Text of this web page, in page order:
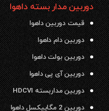
دوربین مدار بسته داهوا
قیمت دوربین داهوا
دوربین دام داهوا
دوربین بولت داهوا
دوربین آی پی داهوا
دوربین مداربسته HDCVI
دوربین 2 مگاپیکسل داهوا